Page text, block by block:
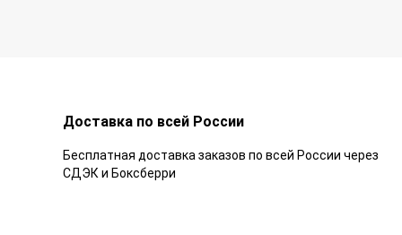
Доставка по всей России
Бесплатная доставка заказов по всей России через
СДЭК и Боксберри